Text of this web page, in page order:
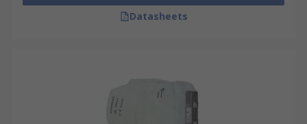
Datasheets